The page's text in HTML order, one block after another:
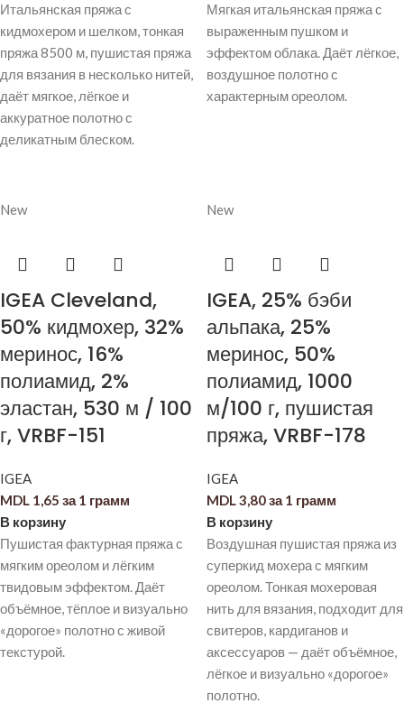
Итальянская пряжа с
кидмохером и шелком, тонкая
пряжа 8500 м, пушистая пряжа
для вязания в несколько нитей,
даёт мягкое, лёгкое и
аккуратное полотно с
деликатным блеском.
Мягкая итальянская пряжа с
выраженным пушком и
эффектом облака. Даёт лёгкое,
воздушное полотно с
характерным ореолом.
New
IGEA Cleveland,
50% кидмохер, 32%
меринос, 16%
полиамид, 2%
эластан, 530 м / 100
г, VRBF-151
IGEA
MDL 1,65 за 1 грамм
В корзину
Пушистая фактурная пряжа с
мягким ореолом и лёгким
твидовым эффектом. Даёт
объёмное, тёплое и визуально
«дорогое» полотно с живой
текстурой.
New
IGEA, 25% бэби
альпака, 25%
меринос, 50%
полиамид, 1000
м/100 г, пушистая
пряжа, VRBF-178
IGEA
MDL3,80за 1 грамм
В корзину
Воздушная пушистая пряжа из
суперкид мохера с мягким
ореолом. Тонкая мохеровая
нить для вязания, подходит для
свитеров, кардиганов и
аксессуаров — даёт объёмное,
лёгкое и визуально «дорогое»
полотно.